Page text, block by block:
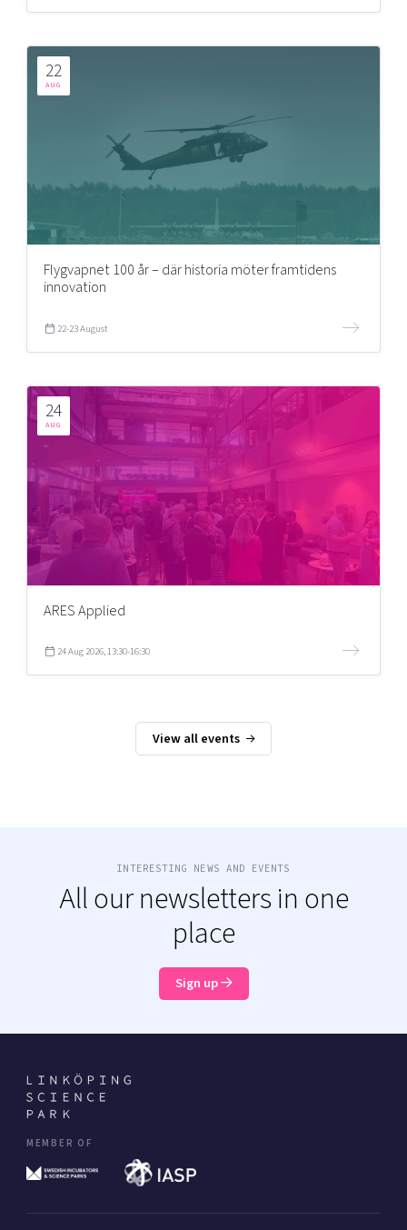
22
AUG
Flygvapnet 100 år – där historia möter framtidens
innovation
22-23 August
24
AUG
ARES Applied
24 Aug 2026, 13:30-16:30
View all events
INTERESTING NEWS AND EVENTS
All our newsletters in one
place
Sign up
MEMBER OF